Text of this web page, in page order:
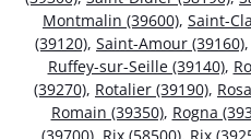
Montmalin (39600), Saint-
(39120), Saint-Amour (39160),
Ruffey-sur-Seille (39140),
(39270), Rotalier (39190),
Romain (39350), Rogna